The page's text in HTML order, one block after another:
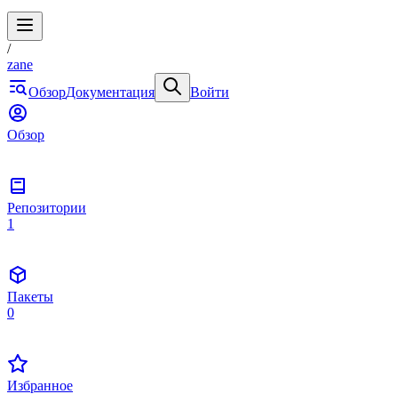
/
zane
ОбзорДокументация Войти
Обзор
Репозитории
1
Пакеты
0
Избранное